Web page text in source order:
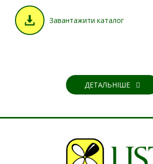
Завантажити каталог
ДЕТАЛЬНІШЕ